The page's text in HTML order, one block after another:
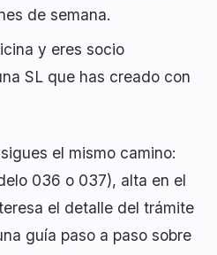
de semana.
y eres socio
SL que has creado con
el mismo camino:
036 o 037), alta en el
el detalle del trámite
guía paso a paso sobre